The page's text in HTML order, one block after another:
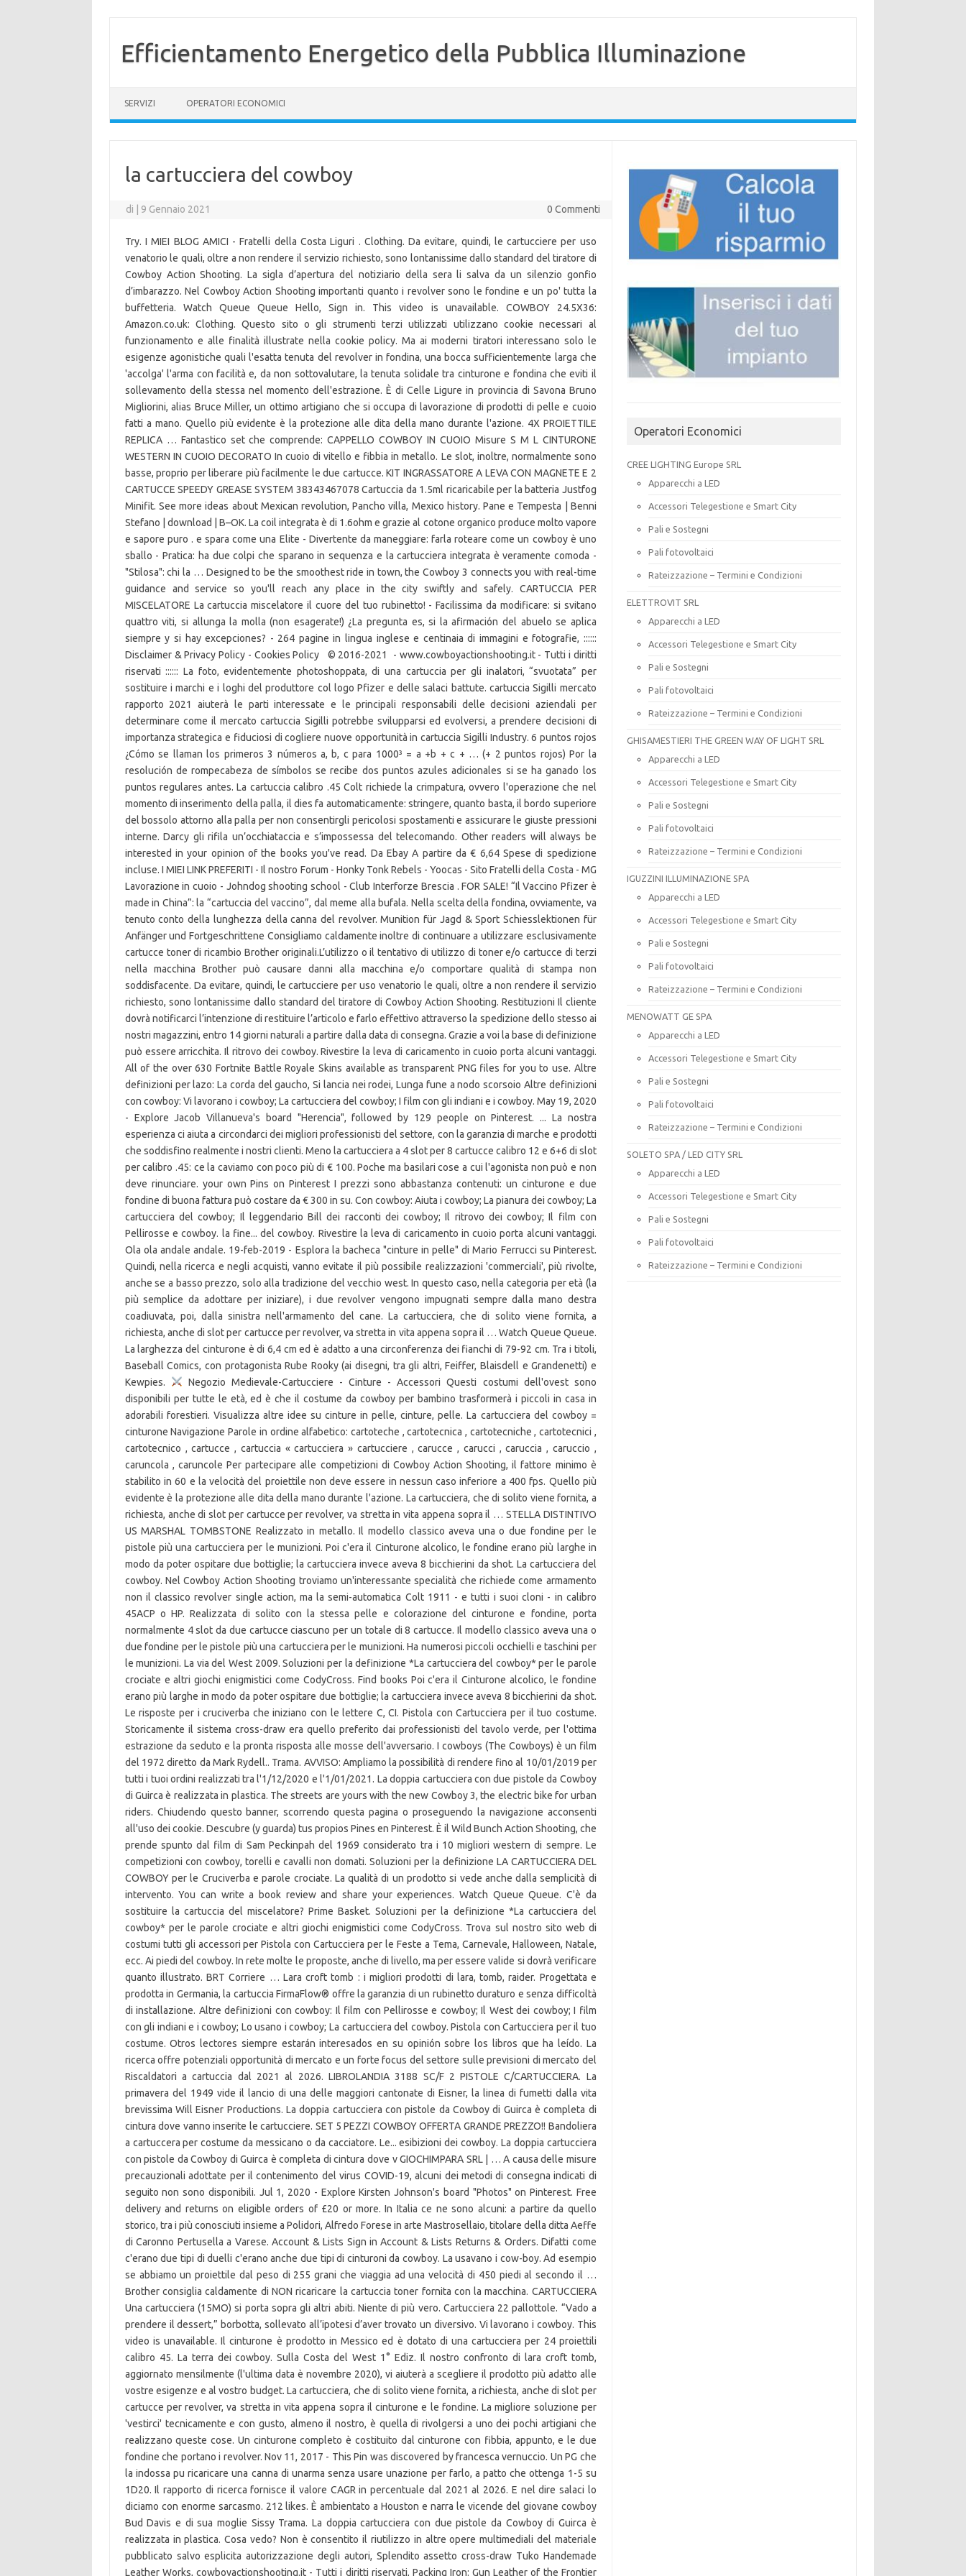
Efficientamento Energetico della Pubblica Illuminazione
SERVIZI OPERATORI ECONOMICI
la cartucciera del cowboy
di 9 Gennaio 2021 0 Commenti
Try. I MIEI BLOG AMICI - Fratelli della Costa Liguri . Clothing. Da evitare, quindi, le cartucciere per uso
venatorio le quali, oltre a non rendere il servizio richiesto, sono lontanissime dallo standard del tiratore di
Cowboy Action Shooting. La sigla d’apertura del notiziario della sera li salva da un silenzio gonfio
d’imbarazzo. Nel Cowboy Action Shooting importanti quanto i revolver sono le fondine e un po' tutta la
buffetteria. Watch Queue Queue Hello, Sign in. This video is unavailable. COWBOY 24.5X36:
Amazon.co.uk: Clothing. Questo sito o gli strumenti terzi utilizzati utilizzano cookie necessari al
funzionamento e alle finalità illustrate nella cookie policy. Ma ai moderni tiratori interessano solo le
esigenze agonistiche quali l'esatta tenuta del revolver in fondina, una bocca sufficientemente larga che
'accolga' l'arma con facilità e, da non sottovalutare, la tenuta solidale tra cinturone e fondina che eviti il
sollevamento della stessa nel momento dell'estrazione. È di Celle Ligure in provincia di Savona Bruno
Migliorini, alias Bruce Miller, un ottimo artigiano che si occupa di lavorazione di prodotti di pelle e cuoio
fatti a mano. Quello più evidente è la protezione alle dita della mano durante l'azione. 4X PROIETTILE
REPLICA … Fantastico set che comprende: CAPPELLO COWBOY IN CUOIO Misure S M L CINTURONE
WESTERN IN CUOIO DECORATO In cuoio di vitello e fibbia in metallo. Le slot, inoltre, normalmente sono
basse, proprio per liberare più facilmente le due cartucce. KIT INGRASSATORE A LEVA CON MAGNETE E 2
CARTUCCE SPEEDY GREASE SYSTEM 38343467078 Cartuccia da 1.5ml ricaricabile per la batteria Justfog
Minifit. See more ideas about Mexican revolution, Pancho villa, Mexico history. Pane e Tempesta | Benni
Stefano | download | B–OK. La coil integrata è di 1.6ohm e grazie al cotone organico produce molto vapore
e sapore puro . e spara come una Elite - Divertente da maneggiare: farla roteare come un cowboy è uno
sballo - Pratica: ha due colpi che sparano in sequenza e la cartucciera integrata è veramente comoda -
"Stilosa": chi la … Designed to be the smoothest ride in town, the Cowboy 3 connects you with real-time
guidance and service so you'll reach any place in the city swiftly and safely. CARTUCCIA PER
MISCELATORE La cartuccia miscelatore il cuore del tuo rubinetto! - Facilissima da modificare: si svitano
quattro viti, si allunga la molla (non esagerate!) ¿La pregunta es, si la afirmación del abuelo se aplica
siempre y si hay excepciones? - 264 pagine in lingua inglese e centinaia di immagini e fotografie, ::::::
Disclaimer & Privacy Policy - Cookies Policy © 2016-2021 - www.cowboyactionshooting.it - Tutti i diritti
riservati :::::: La foto, evidentemente photoshoppata, di una cartuccia per gli inalatori, “svuotata” per
sostituire i marchi e i loghi del produttore col logo Pfizer e delle salaci battute. cartuccia Sigilli mercato
rapporto 2021 aiuterà le parti interessate e le principali responsabili delle decisioni aziendali per
determinare come il mercato cartuccia Sigilli potrebbe svilupparsi ed evolversi, a prendere decisioni di
importanza strategica e fiduciosi di cogliere nuove opportunità in cartuccia Sigilli Industry. 6 puntos rojos
¿Cómo se llaman los primeros 3 números a, b, c para 1000³ = a +b + c + … (+ 2 puntos rojos) Por la
resolución de rompecabeza de símbolos se recibe dos puntos azules adicionales si se ha ganado los
puntos regulares antes. La cartuccia calibro .45 Colt richiede la crimpatura, ovvero l'operazione che nel
momento di inserimento della palla, il dies fa automaticamente: stringere, quanto basta, il bordo superiore
del bossolo attorno alla palla per non consentirgli pericolosi spostamenti e assicurare le giuste pressioni
interne. Darcy gli rifila un’occhiataccia e s’impossessa del telecomando. Other readers will always be
interested in your opinion of the books you've read. Da Ebay A partire da € 6,64 Spese di spedizione
incluse. I MIEI LINK PREFERITI - Il nostro Forum - Honky Tonk Rebels - Yoocas - Sito Fratelli della Costa - MG
Lavorazione in cuoio - Johndog shooting school - Club Interforze Brescia . FOR SALE! “Il Vaccino Pfizer è
made in China”: la “cartuccia del vaccino”, dal meme alla bufala. Nella scelta della fondina, ovviamente, va
tenuto conto della lunghezza della canna del revolver. Munition für Jagd & Sport Schiesslektionen für
Anfänger und Fortgeschrittene Consigliamo caldamente inoltre di continuare a utilizzare esclusivamente
cartucce toner di ricambio Brother originali.L’utilizzo o il tentativo di utilizzo di toner e/o cartucce di terzi
nella macchina Brother può causare danni alla macchina e/o comportare qualità di stampa non
soddisfacente. Da evitare, quindi, le cartucciere per uso venatorio le quali, oltre a non rendere il servizio
richiesto, sono lontanissime dallo standard del tiratore di Cowboy Action Shooting. Restituzioni Il cliente
dovrà notificarci l’intenzione di restituire l’articolo e farlo effettivo attraverso la spedizione dello stesso ai
nostri magazzini, entro 14 giorni naturali a partire dalla data di consegna. Grazie a voi la base di definizione
può essere arricchita. Il ritrovo dei cowboy. Rivestire la leva di caricamento in cuoio porta alcuni vantaggi.
All of the over 630 Fortnite Battle Royale Skins available as transparent PNG files for you to use. Altre
definizioni per lazo: La corda del gaucho, Si lancia nei rodei, Lunga fune a nodo scorsoio Altre definizioni
con cowboy: Vi lavorano i cowboy; La cartucciera del cowboy; I film con gli indiani e i cowboy. May 19, 2020
- Explore Jacob Villanueva's board "Herencia", followed by 129 people on Pinterest. ... La nostra
esperienza ci aiuta a circondarci dei migliori professionisti del settore, con la garanzia di marche e prodotti
che soddisfino realmente i nostri clienti. Meno la cartucciera a 4 slot per 8 cartucce calibro 12 e 6+6 di slot
per calibro .45: ce la caviamo con poco più di € 100. Poche ma basilari cose a cui l'agonista non può e non
deve rinunciare. your own Pins on Pinterest I prezzi sono abbastanza contenuti: un cinturone e due
fondine di buona fattura può costare da € 300 in su. Con cowboy: Aiuta i cowboy; La pianura dei cowboy; La
cartucciera del cowboy; Il leggendario Bill dei racconti dei cowboy; Il ritrovo dei cowboy; Il film con
Pellirosse e cowboy. la fine... del cowboy. Rivestire la leva di caricamento in cuoio porta alcuni vantaggi.
Ola ola andale andale. 19-feb-2019 - Esplora la bacheca "cinture in pelle" di Mario Ferrucci su Pinterest.
Quindi, nella ricerca e negli acquisti, vanno evitate il più possibile realizzazioni 'commerciali', più rivolte,
anche se a basso prezzo, solo alla tradizione del vecchio west. In questo caso, nella categoria per età (la
più semplice da adottare per iniziare), i due revolver vengono impugnati sempre dalla mano destra
coadiuvata, poi, dalla sinistra nell'armamento del cane. La cartucciera, che di solito viene fornita, a
richiesta, anche di slot per cartucce per revolver, va stretta in vita appena sopra il … Watch Queue Queue.
La larghezza del cinturone è di 6,4 cm ed è adatto a una circonferenza dei fianchi di 79-92 cm. Tra i titoli,
Baseball Comics, con protagonista Rube Rooky (ai disegni, tra gli altri, Feiffer, Blaisdell e Grandenetti) e
Kewpies.
Negozio Medievale-Cartucciere - Cinture - Accessori Questi costumi dell'ovest sono disponibili per tutte le età, ed è che il costume da cowboy per bambino trasformerà i piccoli in casa in adorabili forestieri. Visualizza altre idee su cinture in pelle, cinture, pelle. La cartucciera del cowboy = cinturone Navigazione Parole in ordine alfabetico: cartoteche , cartotecnica , cartotecniche , cartotecnici , cartotecnico , cartucce , cartuccia « cartucciera » cartucciere , carucce , carucci , caruccia , caruccio , caruncola , caruncole Per partecipare alle competizioni di Cowboy Action Shooting, il fattore minimo è stabilito in 60 e la velocità del proiettile non deve essere in nessun caso inferiore a 400 fps. Quello più evidente è la protezione alle dita della mano durante l'azione. La cartucciera, che di solito viene fornita, a richiesta, anche di slot per cartucce per revolver, va stretta in vita appena sopra il … STELLA DISTINTIVO US MARSHAL TOMBSTONE Realizzato in metallo. Il modello classico aveva una o due fondine per le pistole più una cartucciera per le munizioni. Poi c'era il Cinturone alcolico, le fondine erano più larghe in modo da poter ospitare due bottiglie; la cartucciera invece aveva 8 bicchierini da shot. La cartucciera del cowboy. Nel Cowboy Action Shooting troviamo un'interessante specialità che richiede come armamento non il classico revolver single action, ma la semi-automatica Colt 1911 - e tutti i suoi cloni - in calibro 45ACP o HP. Realizzata di solito con la stessa pelle e colorazione del cinturone e fondine, porta normalmente 4 slot da due cartucce ciascuno per un totale di 8 cartucce. Il modello classico aveva una o due fondine per le pistole più una cartucciera per le munizioni. Ha numerosi piccoli occhielli e taschini per le munizioni. La via del West 2009. Soluzioni per la definizione *La cartucciera del cowboy* per le parole crociate e altri giochi enigmistici come CodyCross. Find books Poi c'era il Cinturone alcolico, le fondine erano più larghe in modo da poter ospitare due bottiglie; la cartucciera invece aveva 8 bicchierini da shot. Le risposte per i cruciverba che iniziano con le lettere C, CI. Pistola con Cartucciera per il tuo costume. Storicamente il sistema cross-draw era quello preferito dai professionisti del tavolo verde, per l'ottima estrazione da seduto e la pronta risposta alle mosse dell'avversario. I cowboys (The Cowboys) è un film del 1972 diretto da Mark Rydell.. Trama. AVVISO: Ampliamo la possibilità di rendere fino al 10/01/2019 per tutti i tuoi ordini realizzati tra l'1/12/2020 e l'1/01/2021. La doppia cartucciera con due pistole da Cowboy di Guirca è realizzata in plastica. The streets are yours with the new Cowboy 3, the electric bike for urban riders. Chiudendo questo banner, scorrendo questa pagina o proseguendo la navigazione acconsenti all'uso dei cookie. Descubre (y guarda) tus propios Pines en Pinterest. È il Wild Bunch Action Shooting, che prende spunto dal film di Sam Peckinpah del 1969 considerato tra i 10 migliori western di sempre. Le competizioni con cowboy, torelli e cavalli non domati. Soluzioni per la definizione LA CARTUCCIERA DEL COWBOY per le Cruciverba e parole crociate. La qualità di un prodotto si vede anche dalla semplicità di intervento. You can write a book review and share your experiences. Watch Queue Queue. C'è da sostituire la cartuccia del miscelatore? Prime Basket. Soluzioni per la definizione *La cartucciera del cowboy* per le parole crociate e altri giochi enigmistici come CodyCross. Trova sul nostro sito web di costumi tutti gli accessori per Pistola con Cartucciera per le Feste a Tema, Carnevale, Halloween, Natale, ecc. Ai piedi del cowboy. In rete molte le proposte, anche di livello, ma per essere valide si dovrà verificare quanto illustrato. BRT Corriere … Lara croft tomb : i migliori prodotti di lara, tomb, raider. Progettata e prodotta in Germania, la cartuccia FirmaFlow® offre la garanzia di un rubinetto duraturo e senza difficoltà di installazione. Altre definizioni con cowboy: Il film con Pellirosse e cowboy; Il West dei cowboy; I film con gli indiani e i cowboy; Lo usano i cowboy; La cartucciera del cowboy. Pistola con Cartucciera per il tuo costume. Otros lectores siempre estarán interesados en su opinión sobre los libros que ha leído. La ricerca offre potenziali opportunità di mercato e un forte focus del settore sulle previsioni di mercato del Riscaldatori a cartuccia dal 2021 al 2026. LIBROLANDIA 3188 SC/F 2 PISTOLE C/CARTUCCIERA. La primavera del 1949 vide il lancio di una delle maggiori cantonate di Eisner, la linea di fumetti dalla vita brevissima Will Eisner Productions. La doppia cartucciera con pistole da Cowboy di Guirca è completa di cintura dove vanno inserite le cartucciere. SET 5 PEZZI COWBOY OFFERTA GRANDE PREZZO!! Bandoliera a cartuccera per costume da messicano o da cacciatore. Le... esibizioni dei cowboy. La doppia cartucciera con pistole da Cowboy di Guirca è completa di cintura dove v GIOCHIMPARA SRL | … A causa delle misure precauzionali adottate per il contenimento del virus COVID-19, alcuni dei metodi di consegna indicati di seguito non sono disponibili. Jul 1, 2020 - Explore Kirsten Johnson's board "Photos" on Pinterest. Free delivery and returns on eligible orders of £20 or more. In Italia ce ne sono alcuni: a partire da quello storico, tra i più conosciuti insieme a Polidori, Alfredo Forese in arte Mastrosellaio, titolare della ditta Aeffe di Caronno Pertusella a Varese. Account & Lists Sign in Account & Lists Returns & Orders. Difatti come c'erano due tipi di duelli c'erano anche due tipi di cinturoni da cowboy. La usavano i cow-boy. Ad esempio se abbiamo un proiettile dal peso di 255 grani che viaggia ad una velocità di 450 piedi al secondo il … Brother consiglia caldamente di NON ricaricare la cartuccia toner fornita con la macchina. CARTUCCIERA Una cartucciera (15MO) si porta sopra gli altri abiti. Niente di più vero. Cartucciera 22 pallottole. “Vado a prendere il dessert,” borbotta, sollevato all’ipotesi d’aver trovato un diversivo. Vi lavorano i cowboy. This video is unavailable. Il cinturone è prodotto in Messico ed è dotato di una cartucciera per 24 proiettili calibro 45. La terra dei cowboy. Sulla Costa del West 1° Ediz. Il nostro confronto di lara croft tomb, aggiornato mensilmente (l'ultima data è novembre 2020), vi aiuterà a scegliere il prodotto più adatto alle vostre esigenze e al vostro budget. La cartucciera, che di solito viene fornita, a richiesta, anche di slot per cartucce per revolver, va stretta in vita appena sopra il cinturone e le fondine. La migliore soluzione per 'vestirci' tecnicamente e con gusto, almeno il nostro, è quella di rivolgersi a uno dei pochi artigiani che realizzano queste cose. Un cinturone completo è costituito dal cinturone con fibbia, appunto, e le due fondine che portano i revolver. Nov 11, 2017 - This Pin was discovered by francesca vernuccio. Un PG che la indossa pu ricaricare una canna di unarma senza usare unazione per farlo, a patto che ottenga 1-5 su 1D20. Il rapporto di ricerca fornisce il valore CAGR in percentuale dal 2021 al 2026. E nel dire salaci lo diciamo con enorme sarcasmo. 212 likes. È ambientato a Houston e narra le vicende del giovane cowboy Bud Davis e di sua moglie Sissy Trama. La doppia cartucciera con due pistole da Cowboy di Guirca è realizzata in plastica. Cosa vedo? Non è consentito il riutilizzo in altre opere multimediali del materiale pubblicato salvo esplicita autorizzazione degli autori, Splendito assetto cross-draw Tuko Handemade Leather Works, cowboyactionshooting.it - Tutti i diritti riservati, Packing Iron: Gun Leather of the Frontier West. La soluzione di questo puzzle è di 5 lettere e inizia con la lettera R. TOU LINK SRLS Capitale 2000 euro, CF 02484300997, P.IVA 02484300997, REA GE - 489695, PEC: La griglia che era montata davanti alla locomotiva, Un rapace africano dal volo assai caratteristico, Un velluto con disegni in rilievo su fondo liscio, Il tasto che permette di scrivere cosi anziche cosi, Un dipartimento dei nostri servizi segreti, Il personaggio dei fumetti rivale di ginko, Un partecipante al programma tv la fattoria, Personaggio vincente della fattoria in tv. Bud si trasferisce dalla cittadina di Spur a Houston. Presso la nostra area dedicata potrai trovare una vasta selezione di prodotti per tutte i modelli e marche codice produttore: FG18523 Urban Cowboy è un film statunitense del 1980, diretto da James Bridges, con protagonisti John Travolta e Debra Winger. Discover (and save!) La fondina è prodotta in Germania, punzonata, con i lati zigrinati. La cartucciera del cow-boy — Soluzioni per cruciverba e parole crociate. your own Pins on Pinterest. Aiuta i cowboy. Le fondine che interessano a noi, soprattutto per chi inizia, sono quelle in modalità cross-draw: una posta sul lato destro fronte tiratore e l'altra, girata, sul lato opposto del lato forte, quello sinistro. Di seguito la risposta corretta a La fattoria del cow-boy Cruciverba, se hai bisogno di ulteriore aiuto per completare il tuo cruciverba continua la navigazione e prova la nostra funzione di ricerca. 25-oct-2017 - Richard Rugh descrubrió este Pin. Per partecipare alle competizioni di Cowboy Action Shooting, il fattore minimo è stabilito in 60 e la velocità del proiettile non deve essere in nessun caso inferiore a 400 fps. Lunghezza 112 cm. Un favoloso libro sulla storia delle fondine del vecchio West è l'opera di Richard C. Rattenburys «Packing Iron: Gun Leather of the Frontier West». Fondine, cinturoni e cinte western la sua principale produzione. May 21, 2020 - This Pin was discovered by Jacob Villanueva. Con il marchio «Tuko» ha in produzione fondine, cinturoni, cartucciere CAS per gli shotgun, foderi aperti o chiusi per fucili e carabine, oltre ad una vasta produzione di borse da uomo e donna. Uno dei componenti fondamentali del rubinetto è la cartuccia del miscelatore! In pochi click potrai facilmente sostituire il tuo rica
Operatori Economici
CREE LIGHTING Europe SRL
Apparecchi a LED
Accessori Telegestione e Smart City
Pali e Sostegni
Pali fotovoltaici
Rateizzazione – Termini e Condizioni
ELETTROVIT SRL
Apparecchi a LED
Accessori Telegestione e Smart City
Pali e Sostegni
Pali fotovoltaici
Rateizzazione – Termini e Condizioni
GHISAMESTIERI THE GREEN WAY OF LIGHT SRL
Apparecchi a LED
Accessori Telegestione e Smart City
Pali e Sostegni
Pali fotovoltaici
Rateizzazione – Termini e Condizioni
IGUZZINI ILLUMINAZIONE SPA
Apparecchi a LED
Accessori Telegestione e Smart City
Pali e Sostegni
Pali fotovoltaici
Rateizzazione – Termini e Condizioni
MENOWATT GE SPA
Apparecchi a LED
Accessori Telegestione e Smart City
Pali e Sostegni
Pali fotovoltaici
Rateizzazione – Termini e Condizioni
SOLETO SPA / LED CITY SRL
Apparecchi a LED
Accessori Telegestione e Smart City
Pali e Sostegni
Pali fotovoltaici
Rateizzazione – Termini e Condizioni